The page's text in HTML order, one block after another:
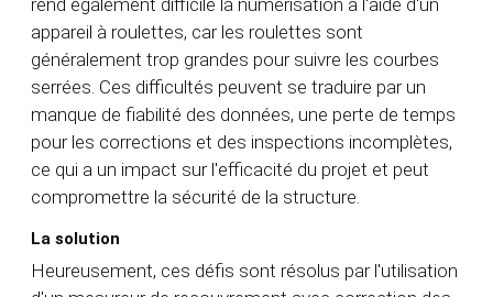
appareil à roulettes, car les roulettes sont
généralement trop grandes pour suivre les courbes
serrées. Ces difficultés peuvent se traduire par un
manque de fiabilité des données, une perte de temps
pour les corrections et des inspections incomplètes,
ce qui a un impact sur l'efficacité du projet et peut
compromettre la sécurité de la structure.
La solution
Heureusement, ces défis sont résolus par l'utilisation